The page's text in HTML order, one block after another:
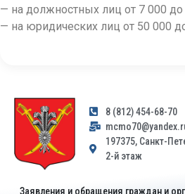
— на должностных лиц от 7 000 до
— на юридических лиц от 50 000
8 (812) 454-68-70
197375, Санкт-
2-й этаж
Заявления и обращения граждан и